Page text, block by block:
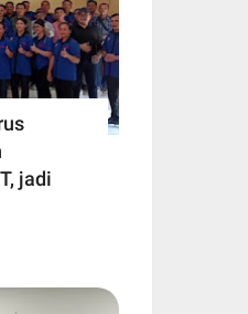
jadi